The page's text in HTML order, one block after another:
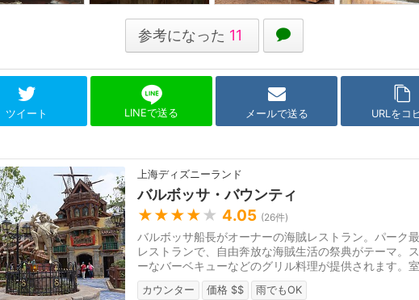
参考になった 11
ツイート LINEで送る メールで送る URLをコ
上海ディズニーランド
バルボッサ・バウンティ
★★★★ ★ 4.05 (26件)
バルボッサ船長がオーナーの海賊レストラン。パーク
レストランで、自由奔放な海賊生活の祭典がテーマ。
ーなバーベキューなどのグリル料理が提供されます。
多いので休憩に最適。アトラク...
カウンター 価格 $$ 雨でもOK